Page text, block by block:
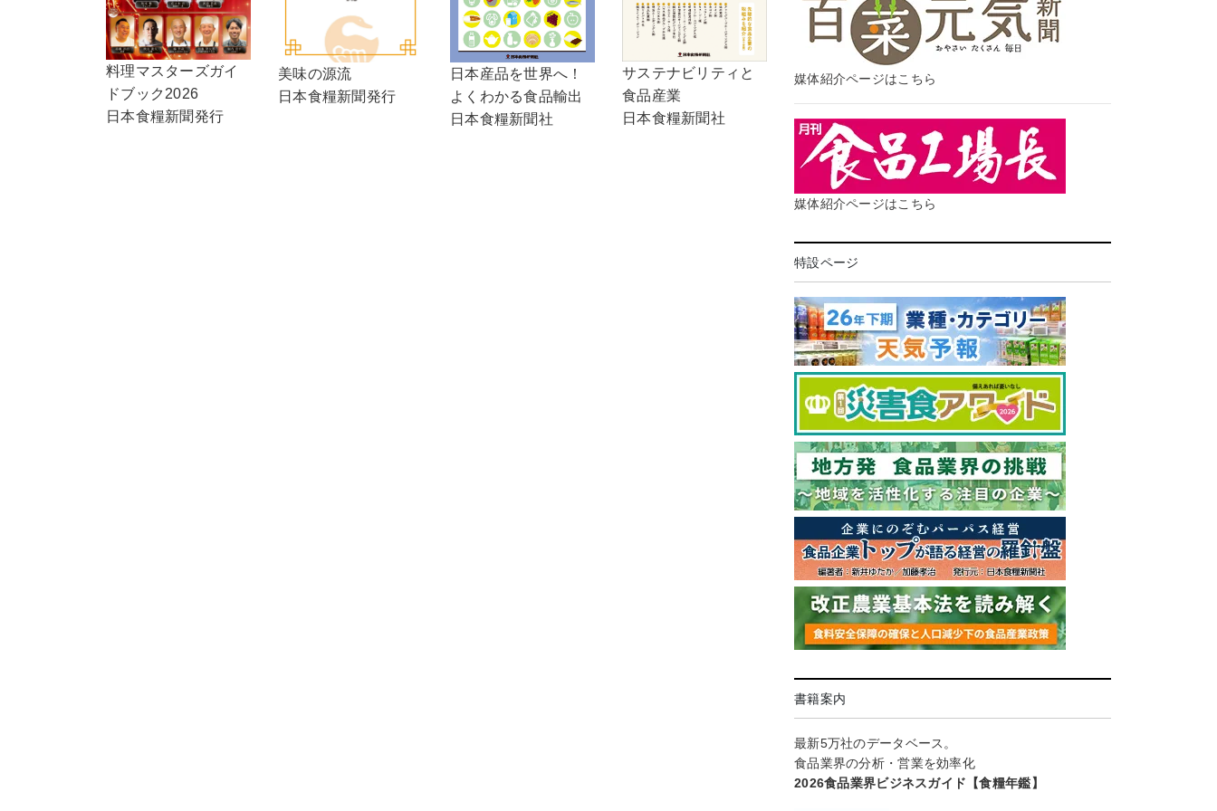
料理マスターズガイ
ドブック2026
日本食糧新聞発行
美味の源流
日本食糧新聞発行
日本産品を世界へ！
よくわかる食品輸出
日本食糧新聞社
サステナビリティと
食品産業
日本食糧新聞社
媒体紹介ページはこちら
媒体紹介ページはこちら
特設ページ
書籍案内
最新5万社のデータベース。
食品業界の分析・営業を効率化
2026食品業界ビジネスガイド【食糧年鑑】